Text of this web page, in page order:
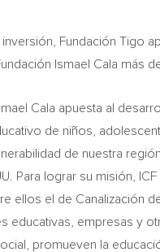
Fundación Tigo
Ismael Cala más
Cala apuesta al
de niños,
de nuestra
Para lograr su misión,
ellos el de Canalización
educativas, empresas y
promueven la